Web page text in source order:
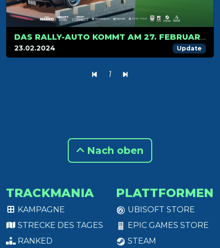
DAS RALLY-AUTO KOMMT AM 27. FEBRUAR IN TRACKMANIA AN
23.02.2024 Update
1
Nach oben
TRACKMANIA
KAMPAGNE
STRECKE DES TAGES
RANKED
PLATTFORMEN
UBISOFT STORE
EPIC GAMES STORE
STEAM